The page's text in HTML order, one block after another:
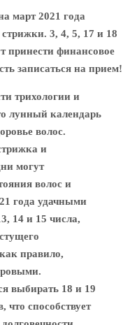
март 2021 года
3, 4, 5, 17 и 18
принести финансовое
записаться на прием!
трихологии и
лунный календарь
волос.
и
могут
волос и
года удачными
14 и 15 числа,
правило,
выбирать 18 и 19
что способствует